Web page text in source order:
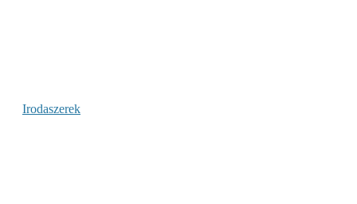
Irodaszerek